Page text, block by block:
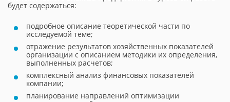
будет содержаться:
подробное описание теоретической части по
исследуемой теме;
отражение результатов хозяйственных показателей
организации с описанием методики их определения,
выполненных расчетов;
комплексный анализ финансовых показателей
компании;
планирование направлений оптимизации